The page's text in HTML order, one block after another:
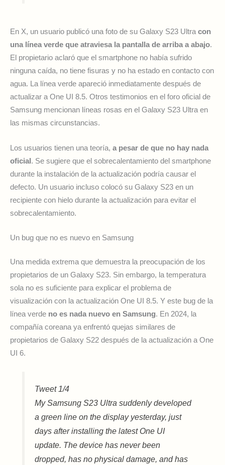
En X, un usuario publicó una foto de su Galaxy S23 Ultracon
una línea verde que atraviesa la pantalla de arriba a abajo.
El propietario aclaró que el smartphone no había sufrido
ninguna caída, no tiene fisuras y no ha estado en contacto con
agua. La línea verde apareció inmediatamente después de
actualizar a One UI 8.5. Otros testimonios en el foro oficial de
Samsung mencionan líneas rosas en el Galaxy S23 Ultra en
las mismas circunstancias.
Los usuarios tienen una teoría, a pesar de que no hay nada
oficial . Se sugiere que el sobrecalentamiento del smartphone
durante la instalación de la actualización podría causar el
defecto. Un usuario incluso colocó su Galaxy S23 en un
recipiente con hielo durante la actualización para evitar el
sobrecalentamiento.
Un bug que no es nuevo en Samsung
Una medida extrema que demuestra la preocupación de los
propietarios de un Galaxy S23. Sin embargo, la temperatura
sola no es suficiente para explicar el problema de
visualización con la actualización One UI 8.5. Y este bug de la
línea verde no es nada nuevo en Samsung. En 2024, la
compañía coreana ya enfrentó quejas similares de
propietarios de Galaxy S22 después de la actualización a One
UI 6.
Tweet 1/4
My Samsung S23 Ultra suddenly developed
a green line on the display yesterday, just
days after installing the latest One UI
update. The device has never been
dropped, has no physical damage, and has